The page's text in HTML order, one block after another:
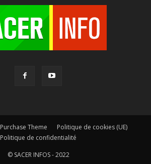
Purchase Theme
Politique de cookies (UE)
Politique de confidentialité
© SACER INFOS - 2022